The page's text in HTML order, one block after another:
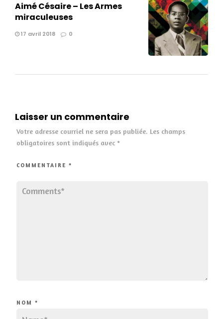
Aimé Césaire – Les Armes
miraculeuses
17 avril 2018 0
Laisser un commentaire
Votre adresse courriel ne sera pas publiée. Les champs
obligatoires sont indiqués avec *
COMMENTAIRE *
NOM *